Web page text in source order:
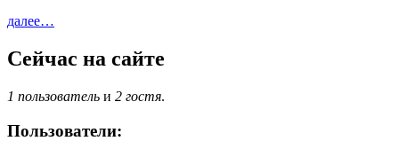
далее…
Сейчас на сайте
1 пользователь и 2 гостя.
Пользователи: